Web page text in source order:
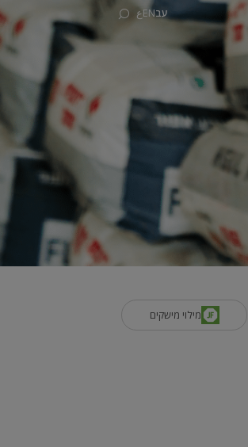
עבENع
מילוי מישקים